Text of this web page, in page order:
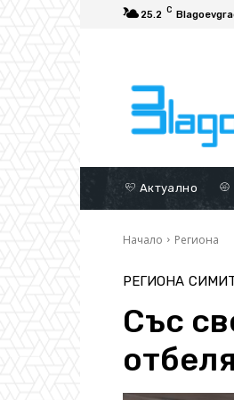
25.2 C
Актуално
Начало Региона
РЕГИОНА
Със